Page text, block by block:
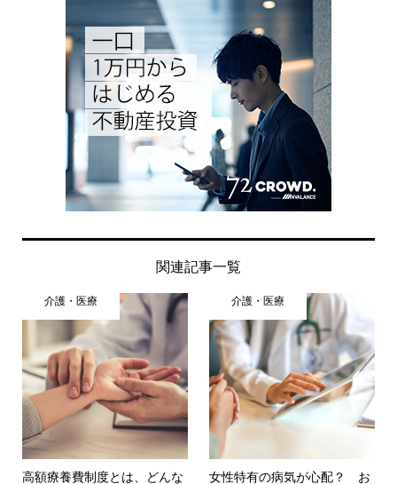
関連記事一覧
介護・医療
高額療養費制度とは、どんな
介護・医療
女性特有の病気が心配？ お